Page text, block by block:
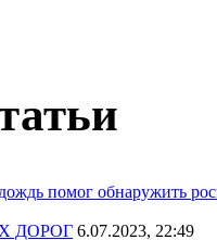
помог обнаружить
ДОРОГ 6.07.2023, 22:49